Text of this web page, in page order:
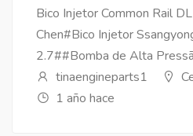
Bico Injetor Common Rail
Chen#Bico Injetor
2.7##Bomba de Alta
tinaengineparts1
1 año hace